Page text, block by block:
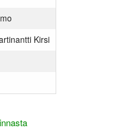
Kirsi